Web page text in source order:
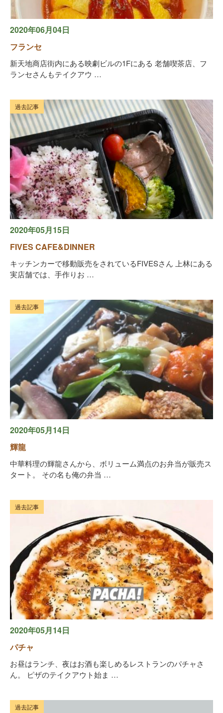
2020年06月04日
フランセ
新天地商店街内にある映劇ビルの1Fにある 老舗喫茶店、フ
ランセさんもテイクアウ …
過去記事
2020年05月15日
FIVES CAFE&DINNER
キッチンカーで移動販売をされているFIVESさん 上林にある
実店舗では、手作りお …
過去記事
2020年05月14日
輝龍
中華料理の輝龍さんから、ボリューム満点のお弁当が販売ス
タート。 その名も俺の弁当 …
過去記事
2020年05月14日
パチャ
お昼はランチ、夜はお酒も楽しめるレストランのパチャさ
ん。 ピザのテイクアウト始ま …
過去記事